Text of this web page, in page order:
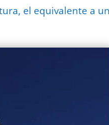
el equivalente a un